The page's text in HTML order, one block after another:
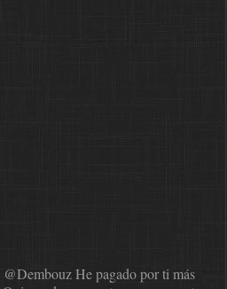
@DembouzHe pagado por ti más